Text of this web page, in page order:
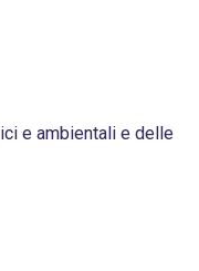
e ambientali e delle